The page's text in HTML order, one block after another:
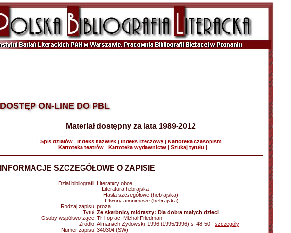
DOSTĘP ON-LINE DO PBL
Materiał dostępny za lata 1989-2012
| Spis działów | Indeks nazwisk | Indeks rzeczowy | Kartoteka czasopism |
| Kartoteka teatrów| Kartoteka wydawnictw| Szukaj tytułu |
INFORMACJE SZCZEGÓŁOWE O ZAPISIE
Dział bibliografii: Literatury obce
- Literatura hebrajska
- Hasła szczegółowe (hebrajska)
- Utwory anonimowe (hebrajska)
Rodzaj zapisu: proza
Tytuł: Ze skarbnicy midraszy: Dla dobra małych dzieci
Osoby współtworzące: Tł. i oprac. Michał Friedman
Źródło: Almanach Żydowski, 1996 (1995/1996) s. 48-50 - szczegóły
Numer zapisu: 340304 (SW)